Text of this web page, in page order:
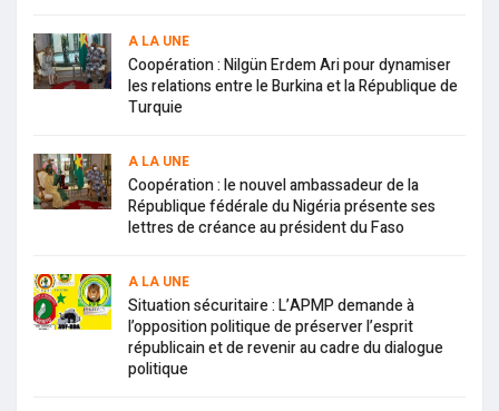
A LA UNE
Coopération : Nilgün Erdem Ari pour dynamiser
les relations entre le Burkina et la République de
Turquie
A LA UNE
Coopération : le nouvel ambassadeur de la
République fédérale du Nigéria présente ses
lettres de créance au président du Faso
A LA UNE
Situation sécuritaire : L’APMP demande à
l’opposition politique de préserver l’esprit
républicain et de revenir au cadre du dialogue
politique